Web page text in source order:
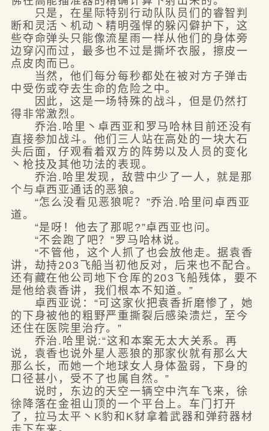
只是，在星际特别行动队队员们的睿智判
断和灵活丶机动丶精明强悍的躲闪僻护下，这
些夺命弹头只能像流星雨一样从他们的身体旁
边穿闪而过，最多也不过是撕坏衣服，擦皮一
点皮肉而已。
当然，他们每分每秒都处在被对方子弹击
中受伤或夺去生命的危险之中。
因此，这是一场特殊的战斗，但是仍然打
得非常激烈。
乔治.哈里丶卓西亚和罗马哈林目前还没有
直接参加战斗。他们三人站在高处的一块大石
头后面，仔观看着双方的阵势以及人员的变化
丶枪技及其他功法的表现。
乔治.哈里发现，敌营中少了一人，就是那
个与卓西亚通话的恶狼。
“怎么没看见恶狼呢？”乔治.哈里问卓西亚
道。
“是呀！他去了那呢?”卓西亚也问。
“不会跑了吧？”罗马哈林说。
“不管他，这个人抓了也会放他走。据袁香
讲，劫持203飞船当初他反对，后来也不配合。
还有藏在他公司地下仓厍的203飞船残体，要不
是他给袁香讲，我们根本不知道。”
卓西亚说：“可这家伙把袁香折磨惨了，她
的下身被他的粗野严重撕裂后感染溃烂，至今
还住在医院里治疗。”
乔治.哈里说:“这和本案无太大关系。再
说，袁香也说外星人恶狼的那家伙就有那么大
那么长，而她一个地球女人身体盈弱，下身的
口径甚小，受不了也属自然。”
说时，东边的天空一辆空中汽车飞来，徐
徐降落在金祖山顶的一个平台上。车门打开
了，拉马太平丶K豹和K豺拿着武器和弹荮器材